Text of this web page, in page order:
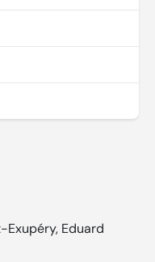
Exupéry, Eduard